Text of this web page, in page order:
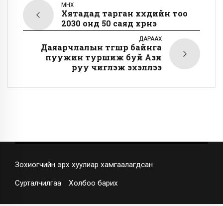
ӨМНӨХ
Хятадад тарган хүүхдийн тоо
2030 онд 50 саяд хүрнэ
ДАРААХ
Даяарчлалын түгшүүр байнга
пуужин туршиж буй Ази
руу чиглэж эхэллээ
Зохиогчийн эрх хуулиар хамгаалагдсан
Сурталчилгаа Холбоо барих